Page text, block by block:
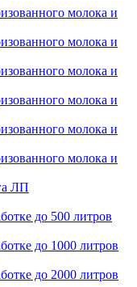
молока и
молока и
молока и
молока и
молока и
молока и
ЛП
до 500 литров
до 1000 литров
до 2000 литров